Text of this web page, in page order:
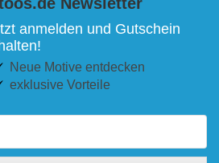
anmelden und Gutschein
Neue Motive entdecken
exklusive Vorteile